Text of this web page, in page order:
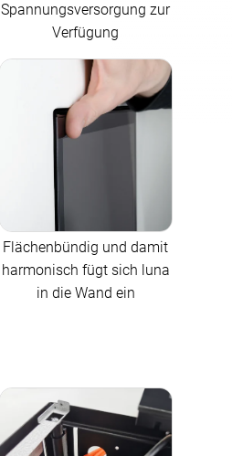
Spannungsversorgung zur
Verfügung
Flächenbündig und damit
harmonisch fügt sich luna
in die Wand ein